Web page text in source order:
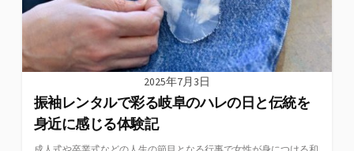
2025年7月3日
振袖レンタルで彩る岐阜のハレの日と伝統を
身近に感じる体験記